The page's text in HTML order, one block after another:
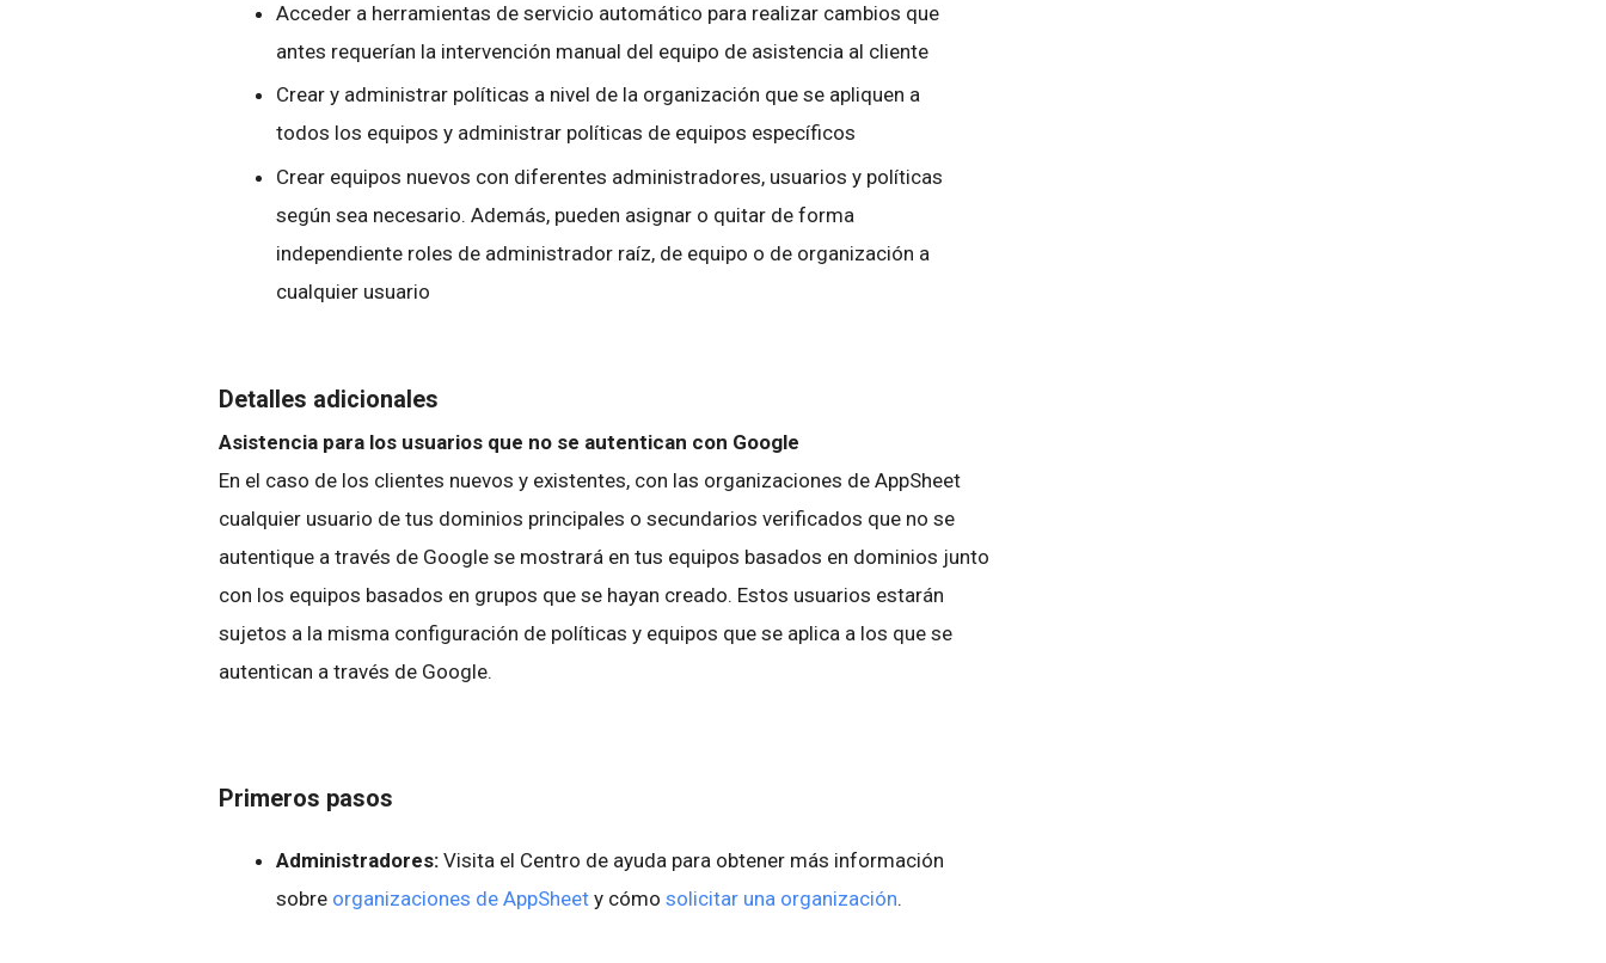
Acceder a herramientas de servicio automático para realizar cambios que
antes requerían la intervención manual del equipo de asistencia al cliente
Crear y administrar políticas a nivel de la organización que se apliquen a
todos los equipos y administrar políticas de equipos específicos
Crear equipos nuevos con diferentes administradores, usuarios y políticas
según sea necesario. Además, pueden asignar o quitar de forma
independiente roles de administrador raíz, de equipo o de organización a
cualquier usuario
Detalles adicionales
Asistencia para los usuarios que no se autentican con Google
En el caso de los clientes nuevos y existentes, con las organizaciones de AppSheet
cualquier usuario de tus dominios principales o secundarios verificados que no se
autentique a través de Google se mostrará en tus equipos basados en dominios junto
con los equipos basados en grupos que se hayan creado. Estos usuarios estarán
sujetos a la misma configuración de políticas y equipos que se aplica a los que se
autentican a través de Google.
Primeros pasos
Administradores: Visita el Centro de ayuda para obtener más información
sobre organizaciones de AppSheet y cómo solicitar una organización.